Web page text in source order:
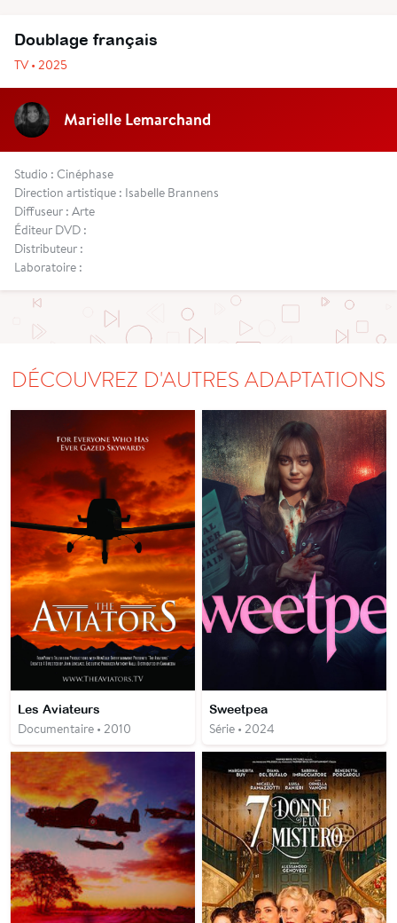
Doublage français
TV • 2025
Marielle Lemarchand
Studio : Cinéphase
Direction artistique : Isabelle Brannens
Diffuseur : Arte
Éditeur DVD :
Distributeur :
Laboratoire :
DÉCOUVREZ D'AUTRES ADAPTATIONS
Les Aviateurs
Documentaire • 2010
Sweetpea
Série • 2024